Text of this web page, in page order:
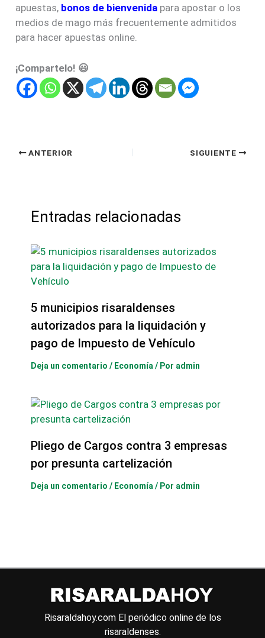
apuestas, bonos de bienvenida para apostar o los
medios de mago más frecuentemente admitidos
para hacer apuestas online.
¡Compartelo! 😃
ANTERIOR SIGUIENTE
Entradas relacionadas
5 municipios risaraldenses
autorizados para la liquidación y
pago de Impuesto de Vehículo
Deja un comentario / Economía / Por admin
Pliego de Cargos contra 3 empresas
por presunta cartelización
Deja un comentario / Economía / Por admin
Risaraldahoy.com El periódico online de los
risaraldenses.